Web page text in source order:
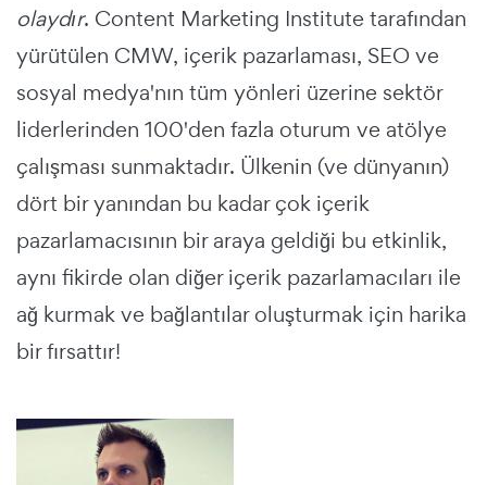
olaydır. Content Marketing Institute tarafından
yürütülen CMW, içerik pazarlaması, SEO ve
sosyal medya'nın tüm yönleri üzerine sektör
liderlerinden 100'den fazla oturum ve atölye
çalışması sunmaktadır. Ülkenin (ve dünyanın)
dört bir yanından bu kadar çok içerik
pazarlamacısının bir araya geldiği bu etkinlik,
aynı fikirde olan diğer içerik pazarlamacıları ile
ağ kurmak ve bağlantılar oluşturmak için harika
bir fırsattır!